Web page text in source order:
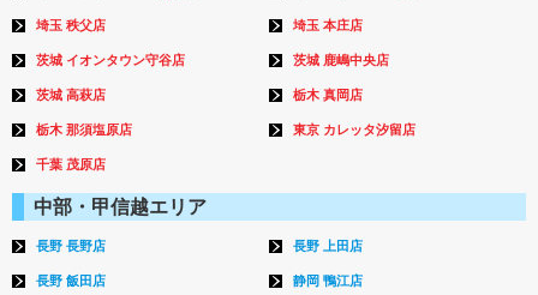
埼玉 秩父店 埼玉 本庄店
茨城 イオンタウン守谷店 茨城 鹿嶋中央店
茨城 高萩店 栃木 真岡店
栃木 那須塩原店 東京 カレッタ汐留店
千葉 茂原店
中部・甲信越エリア
長野 長野店 長野 上田店
長野 飯田店 静岡 鴨江店